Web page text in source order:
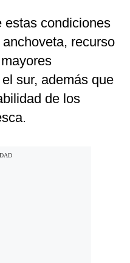
estas condiciones
recurso
sur, además que
de los